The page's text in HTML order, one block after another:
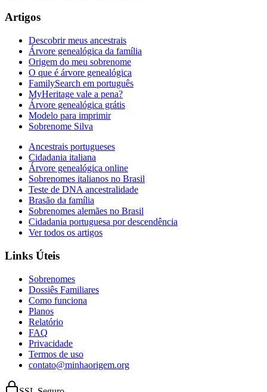
Artigos
Descobrir meus ancestrais
Árvore genealógica da família
Origem do meu sobrenome
O que é árvore genealógica
FamilySearch em português
MyHeritage vale a pena?
Árvore genealógica grátis
Modelo para imprimir
Sobrenome Silva
Ancestrais portugueses
Cidadania italiana
Árvore genealógica online
Sobrenomes italianos no Brasil
Teste de DNA ancestralidade
Brasão da família
Sobrenomes alemães no Brasil
Cidadania portuguesa por descendência
Ver todos os artigos
Links Úteis
Sobrenomes
Dossiês Familiares
Como funciona
Planos
Relatório
FAQ
Privacidade
Termos de uso
contato@minhaorigem.org